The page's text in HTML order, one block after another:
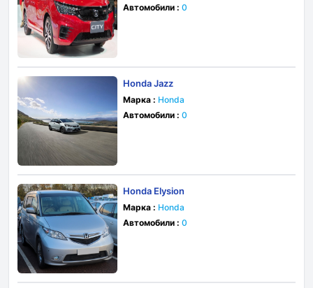
Автомобили : 0
Honda Jazz
Марка : Honda
Автомобили : 0
Honda Elysion
Марка : Honda
Автомобили : 0